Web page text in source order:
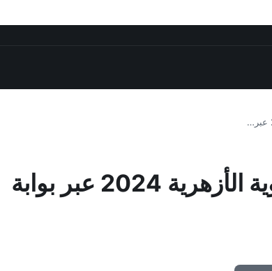
موعد متوقع لنشر نتيجة الثانوية الأزهرية 2024 عبر بوابة